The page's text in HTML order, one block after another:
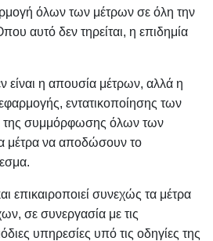
όλων των μέτρων σε όλη την
αυτό δεν τηρείται, η επιδημία
είναι η απουσία μέτρων, αλλά η
εντατικοποίησης των
της συμμόρφωσης όλων των
μέτρα να αποδώσουν το
επικαιροποιεί συνεχώς τα μέτρα
σε συνεργασία με τις
υπηρεσίες υπό τις οδηγίες της